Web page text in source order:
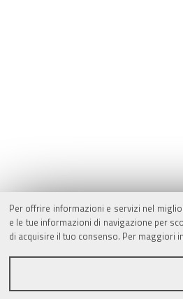
Per offrire informazioni e servizi nel
e le tue informazioni di navigazione per
di acquisire il tuo consenso. Per